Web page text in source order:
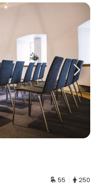
55 250